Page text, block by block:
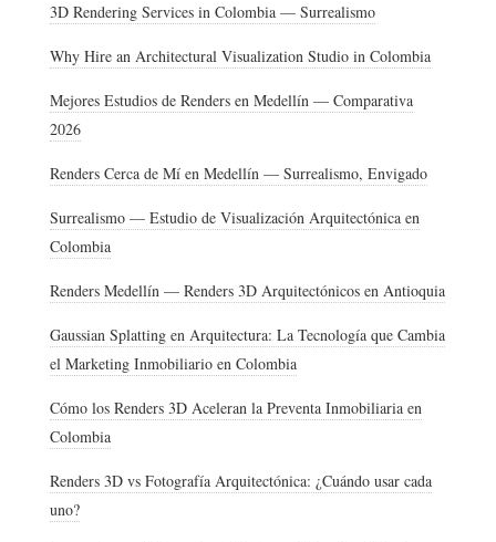
3D Rendering Services in Colombia — Surrealismo
Why Hire an Architectural Visualization Studio in Colombia
Mejores Estudios de Renders en Medellín — Comparativa
2026
Renders Cerca de Mí en Medellín — Surrealismo, Envigado
Surrealismo — Estudio de Visualización Arquitectónica en
Colombia
Renders Medellín — Renders 3D Arquitectónicos en Antioquia
Gaussian Splatting en Arquitectura: La Tecnología que Cambia
el Marketing Inmobiliario en Colombia
Cómo los Renders 3D Aceleran la Preventa Inmobiliaria en
Colombia
Renders 3D vs Fotografía Arquitectónica: ¿Cuándo usar cada
uno?